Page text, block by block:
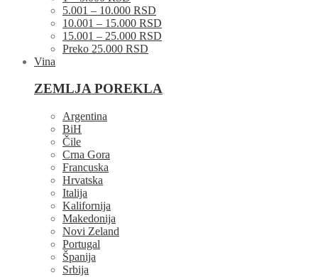
5.001 – 10.000 RSD
10.001 – 15.000 RSD
15.001 – 25.000 RSD
Preko 25.000 RSD
Vina
ZEMLJA POREKLA
Argentina
BiH
Čile
Crna Gora
Francuska
Hrvatska
Italija
Kalifornija
Makedonija
Novi Zeland
Portugal
Španija
Srbija